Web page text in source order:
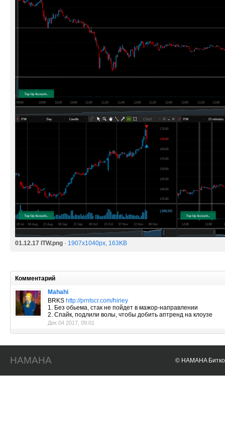
01.12.17 ITW.png · 1907x1040px, 163KB
Комментарий
Mahahi
BRKS http://prntscr.com/hiriey
1. Без обьема, стак не пойдет в мажор-направлении
2. Спайк, подлили волы, чтобы добить аптренд на клоузе
Дек 04 2017, 09:01
HAMAHA © HAMAHA